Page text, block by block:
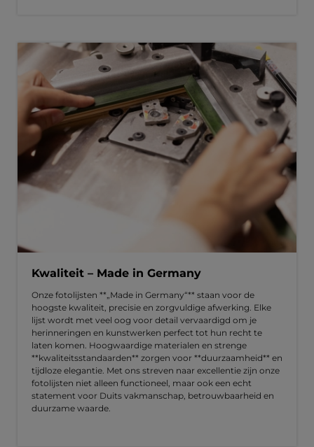
Kwaliteit – Made in Germany
Onze fotolijsten **„Made in Germany“** staan voor de
hoogste kwaliteit, precisie en zorgvuldige afwerking. Elke
lijst wordt met veel oog voor detail vervaardigd om je
herinneringen en kunstwerken perfect tot hun recht te
laten komen. Hoogwaardige materialen en strenge
**kwaliteitsstandaarden** zorgen voor **duurzaamheid** en
tijdloze elegantie. Met ons streven naar excellentie zijn onze
fotolijsten niet alleen functioneel, maar ook een echt
statement voor Duits vakmanschap, betrouwbaarheid en
duurzame waarde.